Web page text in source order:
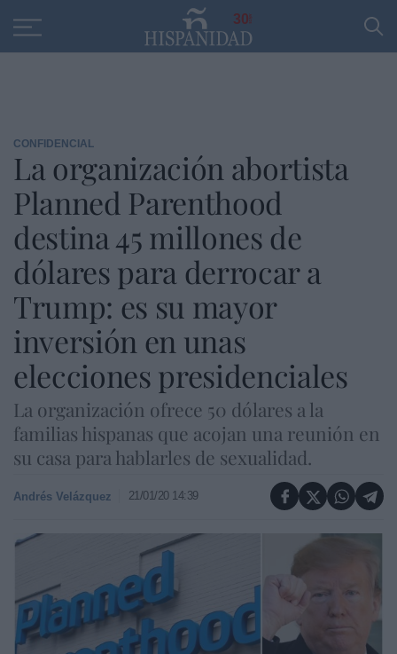
30
CONFIDENCIAL
La organización abortista
Planned Parenthood
destina 45 millones de
dólares para derrocar a
Trump: es su mayor
inversión en unas
elecciones presidenciales
La organización ofrece 50 dólares a la
familias hispanas que acojan una reunión en
su casa para hablarles de sexualidad.
Andrés Velázquez 21/01/20 14:39